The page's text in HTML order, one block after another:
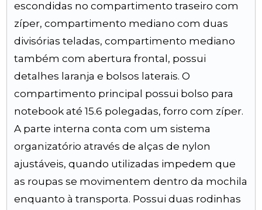
escondidas no compartimento traseiro com
zíper, compartimento mediano com duas
divisórias teladas, compartimento mediano
também com abertura frontal, possui
detalhes laranja e bolsos laterais. O
compartimento principal possui bolso para
notebook até 15.6 polegadas, forro com zíper.
A parte interna conta com um sistema
organizatório através de alças de nylon
ajustáveis, quando utilizadas impedem que
as roupas se movimentem dentro da mochila
enquanto à transporta. Possui duas rodinhas